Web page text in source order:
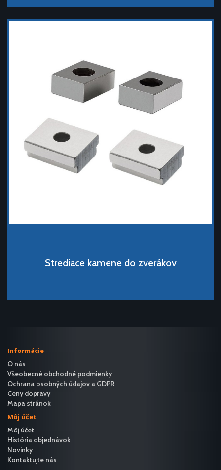
Strediace kamene do zverákov
Informácie
O nás
Všeobecné obchodné podmienky
Ochrana osobných údajov a GDPR
Ceny dopravy
Mapa stránok
Môj účet
Môj účet
História objednávok
Novinky
Kontaktujte nás